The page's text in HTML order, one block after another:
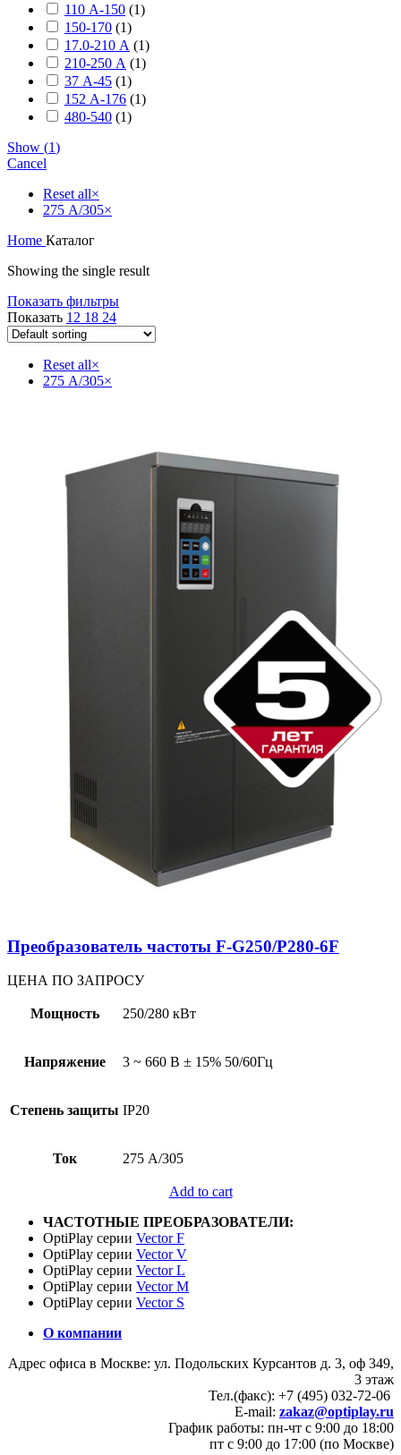
110 А-150 (1)
150-170 (1)
17.0-210 А (1)
210-250 А (1)
37 А-45 (1)
152 А-176 (1)
480-540 (1)
Show (1)
Cancel
Reset all×
275 А/305×
Home Каталог
Showing the single result
Показать фильтры
Показать 12 18 24
Reset all×
275 А/305×
Преобразователь частоты F-G250/P280-6F
ЦЕНА ПО ЗАПРОСУ
Мощность 250/280 кВт
Напряжение 3 ~ 660 В ± 15% 50/60Гц
Степень защиты IP20
Ток 275 А/305
Add to cart
ЧАСТОТНЫЕ ПРЕОБРАЗОВАТЕЛИ:
OptiPlay серии Vector F
OptiPlay серии Vector V
OptiPlay серии Vector L
OptiPlay серии Vector M
OptiPlay серии Vector S
О компании
Адрес офиса в Москве: ул. Подольских Курсантов д. 3, оф 349,
3 этаж
Тел.(факс): +7 (495) 032-72-06
E-mail: zakaz@optiplay.ru
График работы: пн-чт с 9:00 до 18:00
пт с 9:00 до 17:00 (по Москве)